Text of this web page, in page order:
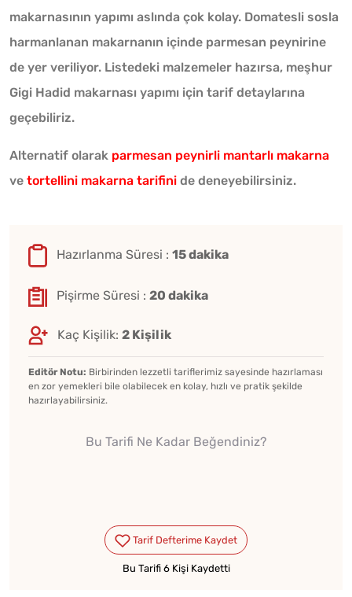
makarnasının yapımı aslında çok kolay. Domatesli sosla
harmanlanan makarnanın içinde parmesan peynirine
de yer veriliyor. Listedeki malzemeler hazırsa, meşhur
Gigi Hadid makarnası yapımı için tarif detaylarına
geçebiliriz.
Alternatif olarak parmesan peynirli mantarlı makarna
ve tortellini makarna tarifini de deneyebilirsiniz.
Hazırlanma Süresi : 15 dakika
Pişirme Süresi : 20 dakika
Kaç Kişilik: 2 Kişilik
Editör Notu: Birbirinden lezzetli tariflerimiz sayesinde hazırlaması
en zor yemekleri bile olabilecek en kolay, hızlı ve pratik şekilde
hazırlayabilirsiniz.
Bu Tarifi Ne Kadar Beğendiniz?
Bu Tarifi 6 Kişi Kaydetti